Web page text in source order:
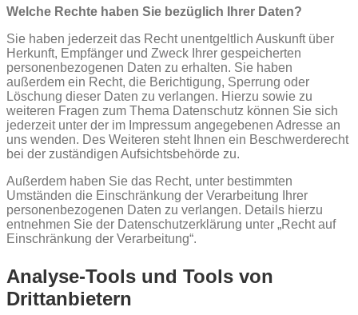
Welche Rechte haben Sie bezüglich Ihrer Daten?
Sie haben jederzeit das Recht unentgeltlich Auskunft über
Herkunft, Empfänger und Zweck Ihrer gespeicherten
personenbezogenen Daten zu erhalten. Sie haben
außerdem ein Recht, die Berichtigung, Sperrung oder
Löschung dieser Daten zu verlangen. Hierzu sowie zu
weiteren Fragen zum Thema Datenschutz können Sie sich
jederzeit unter der im Impressum angegebenen Adresse an
uns wenden. Des Weiteren steht Ihnen ein Beschwerderecht
bei der zuständigen Aufsichtsbehörde zu.
Außerdem haben Sie das Recht, unter bestimmten
Umständen die Einschränkung der Verarbeitung Ihrer
personenbezogenen Daten zu verlangen. Details hierzu
entnehmen Sie der Datenschutzerklärung unter „Recht auf
Einschränkung der Verarbeitung“.
Analyse-Tools und Tools von
Drittanbietern